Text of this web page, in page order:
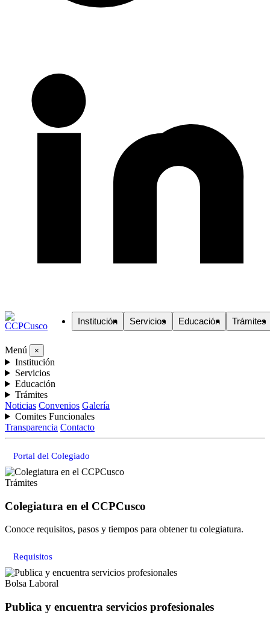
Institución Servicios Educación Trámites
Menú ×
Institución
Servicios
Educación
Trámites
Noticias Convenios Galería
Comites Funcionales
Transparencia Contacto
Portal del Colegiado
Trámites
Colegiatura en el CCPCusco
Conoce requisitos, pasos y tiempos para obtener tu colegiatura.
Requisitos
Bolsa Laboral
Publica y encuentra servicios profesionales